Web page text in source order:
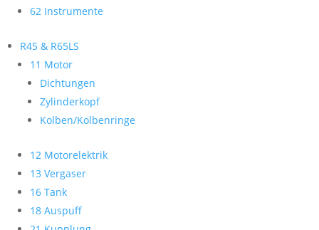
62 Instrumente
R45 & R65LS
11 Motor
Dichtungen
Zylinderkopf
Kolben/Kolbenringe
12 Motorelektrik
13 Vergaser
16 Tank
18 Auspuff